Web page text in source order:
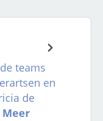
teams
en
de
Meer